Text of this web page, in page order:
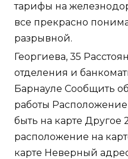
тарифы на
все прекрасно
разрывной.
Георгиева, 35
отделения и
Барнауле Сообщить
работы
быть на карте Другое
расположение на
карте Неверный